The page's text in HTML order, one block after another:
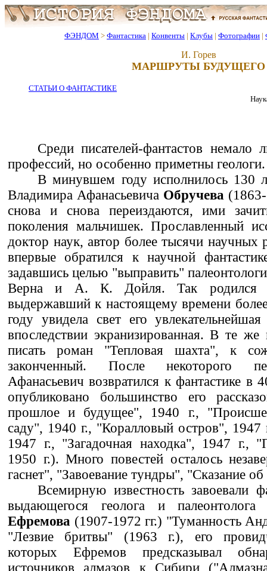
ФЭНДОМ > Фантастика | Конвенты | Клубы | Фотографии |
И. Горев
МАРШРУТЫ БУДУЩЕГО
СТАТЬИ О ФАНТАСТИКЕ
Среди писателей-фантастов
профессий, но особенно приметны геологи.
В минувшем году исполнилось 130
Владимира Афанасьевича Обручева
снова и снова переиздаются, ими
поколения мальчишек. Прославленный
доктор наук, автор более тысячи
впервые обратился к научной
задавшись целью "выправить"
Верна и А. К. Дойля. Так родился
выдержавший к настоящему времени
году увидела свет его
впоследствии экранизированная. В те
писать роман "Тепловая шахта", к
законченный. После некоторого
Афанасьевич возвратился к фантастике в
опубликовано большинство его
прошлое и будущее", 1940 г.,
саду", 1940 г., "Коралловый остров",
1947 г., "Загадочная находка", 1947 г.,
1950 г.). Много повестей осталось
гаснет", "Завоевание тундры", "Сказание
Всемирную известность завоевали
выдающегося геолога и
Ефремова (1907-1972 гг.) "Туманность
"Лезвие бритвы" (1963 г.), его
которых Ефремов предсказывал
источников алмазов к Сибири